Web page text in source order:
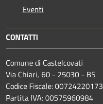
Eventi
CONTATTI
Comune di Castelcovati
Via Chiari, 60 - 25030 - BS
Codice Fiscale: 00724220173
Partita IVA: 00575960984